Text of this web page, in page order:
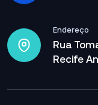
Endereço
Rua
Recife